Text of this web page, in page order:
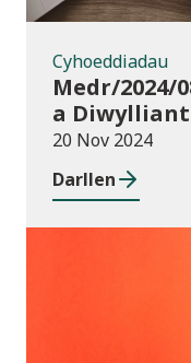
Cyhoeddiadau
Medr/2024/
a Diwylliant
(WREC) 2024/
20 Nov 2024
Darllen